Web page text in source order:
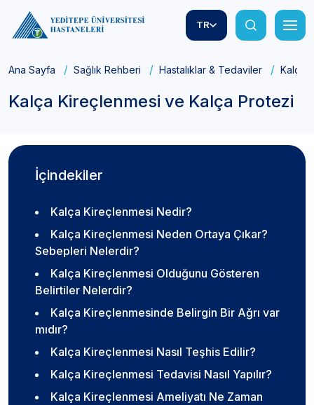
TR
Ana Sayfa Sağlık Rehberi Hastalıklar & Tedaviler Kalça
Kalça Kireçlenmesi ve Kalça Protezi
İçindekiler
Kalça Kireçlenmesi Nedir?
Kalça Kireçlenmesi Neden Ortaya Çıkar?
Sebepleri Nelerdir?
Kalça Kireçlenmesi Olduğunu Gösteren
Belirtiler Nelerdir?
Kalça Kireçlenmesinde Belirgin Bir Ağrı var
mıdır?
Kalça Kireçlenmesi Nasıl Teşhis Edilir?
Kalça Kireçlenmesi Tedavisi Nasıl Yapılır?
Kalça Kireçlenmesi Ameliyatı Ne Zaman